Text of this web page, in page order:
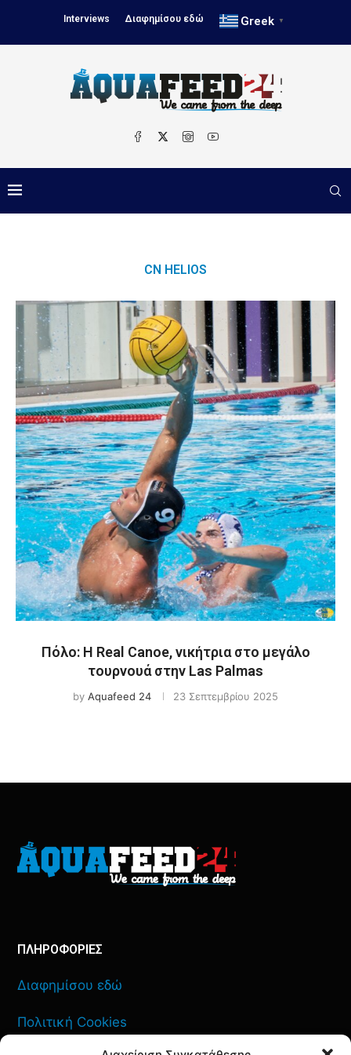
Interviews Διαφημίσου εδώ Greek ▼
CN HELIOS
Πόλο: Η Real Canoe, νικήτρια στο μεγάλο
τουρνουά στην Las Palmas
by Aquafeed 24 23 Σεπτεμβρίου 2025
ΠΛΗΡΟΦΟΡΙΕΣ
Διαφημίσου εδώ
Πολιτική Cookies